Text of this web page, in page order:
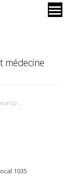
médecine
Spinal mechanisms of neuropathic pain
1035